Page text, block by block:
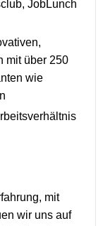
JobLunch
mit über 250
wie
mit
wir uns auf